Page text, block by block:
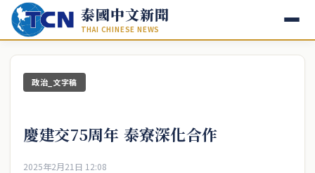
泰國中文新聞
THAI CHINESE NEWS
政治_文字稿
慶建交75周年 泰寮深化合作
2025年2月21日 12:08